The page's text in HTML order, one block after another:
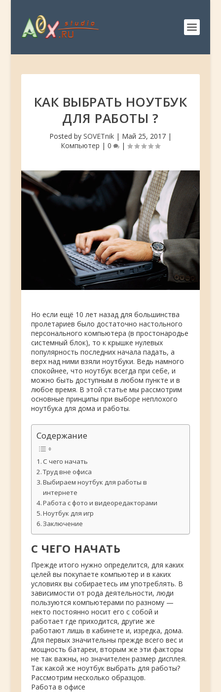
КАК ВЫБРАТЬ НОУТБУК
ДЛЯ РАБОТЫ ?
Posted by SOVETnik| Май 25, 2017|
Компьютер |0 |
Но если ещё 10 лет назад для большинства
пролетариев было достаточно настольного
персонального компьютера (в простонародье
системный блок), то к крышке нулевых
популярность последних начала падать, а
верх над ними взяли ноутбуки. Ведь намного
спокойнее, что ноутбук всегда при себе, и
можно быть доступным в любом пункте и в
любое время. В этой статье мы рассмотрим
основные принципы при выборе неплохого
ноутбука для дома и работы.
Содержание
С чего начать
Труд вне офиса
Выбираем ноутбук для работы в
интернете
Работа с фото и видеоредакторами
Ноутбук для игр
Заключение
С ЧЕГО НАЧАТЬ
Прежде итого нужно определится, для каких
целей вы покупаете компьютер и в каких
условиях вы собираетесь им употреблять. В
зависимости от рода деятельности, люди
пользуются компьютерами по разному —
некто постоянно носит его с собой и
работает где приходится, другие же
работают лишь в кабинете и, изредка, дома.
Для первых значительны прежде всего вес и
мощность батареи, вторым же эти факторы
не так важны, но значителен размер дисплея.
Так какой же ноутбук выбрать для работы?
Рассмотрим несколько образцов.
Работа в офисе